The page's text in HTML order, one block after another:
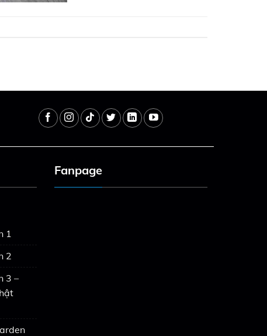
1
2
3 –
Fanpage